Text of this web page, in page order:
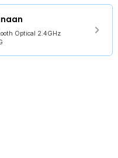
Optical 2.4GHz